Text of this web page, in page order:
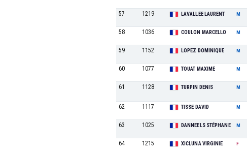
57 1219 LAVALLEE LAURENT M
58 1036 COULON MARCELLO M
59 1152 LOPEZ DOMINIQUE M
60 1077 TOUAT MAXIME M
61 1128 TURPIN DENIS M
62 1117 TISSE DAVID M
63 1025 DANNEELS STÉPHANE M
64 1215 XICLUNA VIRGINIE F